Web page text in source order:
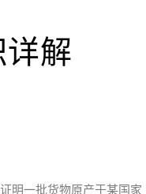
详解
明一批货物原产于某国家